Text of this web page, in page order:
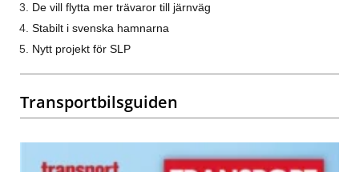
De vill flytta mer trävaror till järnväg
Stabilt i svenska hamnarna
Nytt projekt för SLP
Transportbilsguiden